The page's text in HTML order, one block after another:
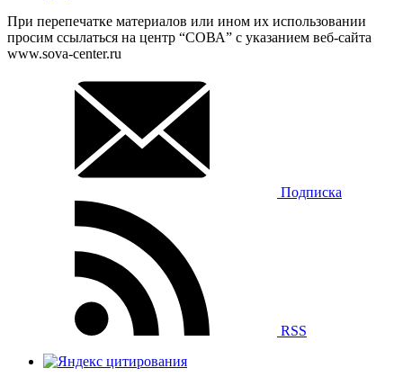
При перепечатке материалов или ином их использовании
просим ссылаться на центр “СОВА” с указанием веб-сайта
www.sova-center.ru
Подписка
RSS